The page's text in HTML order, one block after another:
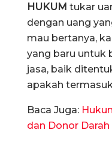
HUKUM tukar
dengan uang
mau bertanya,
yang baru untuk
jasa, baik
apakah
Baca Juga:
dan Donor